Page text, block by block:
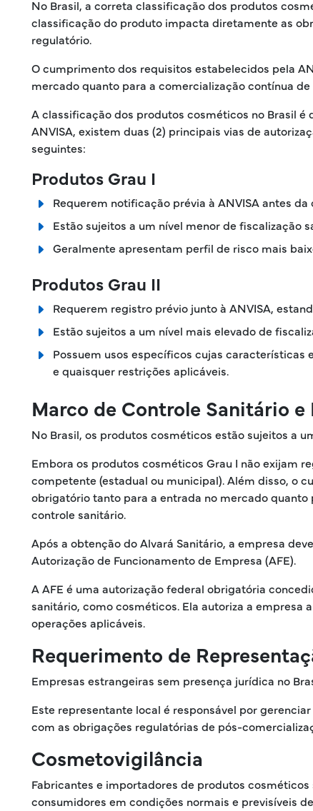
No Brasil, a correta classificação dos produtos
classificação do produto impacta diretamente as
regulatório.
O cumprimento dos requisitos estabelecidos pela
mercado quanto para a comercialização contínua
A classificação dos produtos cosméticos no Brasil
ANVISA, existem duas (2) principais vias de
seguintes:
Produtos Grau I
Requerem notificação prévia à ANVISA antes
Estão sujeitos a um nível menor de fiscalização
Geralmente apresentam perfil de risco mais
Produtos Grau II
Requerem registro prévio junto à ANVISA,
Estão sujeitos a um nível mais elevado de
Possuem usos específicos cujas
e quaisquer restrições aplicáveis.
Marco de Controle Sanitário
No Brasil, os produtos cosméticos estão sujeitos a
Embora os produtos cosméticos Grau I não exijam
competente (estadual ou municipal). Além disso, o
obrigatório tanto para a entrada no mercado
controle sanitário.
Após a obtenção do Alvará Sanitário, a empresa
Autorização de Funcionamento de Empresa (AFE).
A AFE é uma autorização federal obrigatória
sanitário, como cosméticos. Ela autoriza a
operações aplicáveis.
Requerimento de
Empresas estrangeiras sem presença jurídica no
Este representante local é responsável por
com as obrigações regulatórias de pós-
Cosmetovigilância
Fabricantes e importadores de produtos
consumidores em condições normais e previsíveis